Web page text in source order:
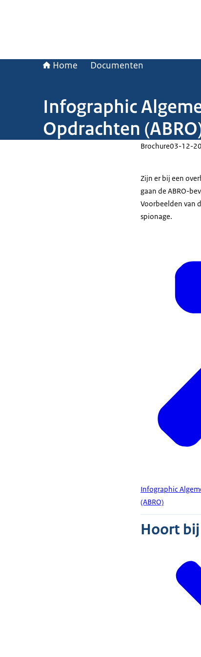
Home Documenten
Infographic
Opdrachten
Brochure03-12-
Zijn er bij een
gaan de ABRO-
Voorbeelden van
spionage.
Infographic
(ABRO)
Hoort bij